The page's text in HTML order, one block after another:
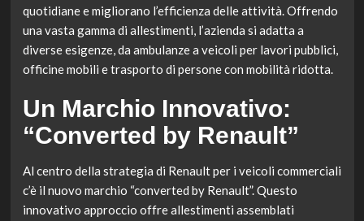
quotidiane e migliorano l’efficienza delle attività. Offrendo
una vasta gamma di allestimenti, l’azienda si adatta a
diverse esigenze, da ambulanze a veicoli per lavori pubblici,
officine mobili e trasporto di persone con mobilità ridotta.
Un Marchio Innovativo:
“Converted by Renault”
Al centro della strategia di Renault per i veicoli commerciali
c’è il nuovo marchio “converted by Renault”. Questo
innovativo approccio offre allestimenti assemblati